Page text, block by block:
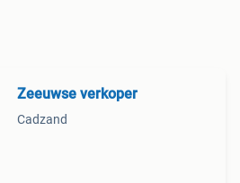
Zeeuwse verkoper
Cadzand